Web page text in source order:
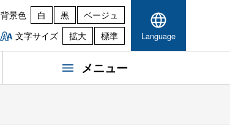
背景色 白 黒
ベージュ
文字サイズ
拡大 標準 Language
メニュー